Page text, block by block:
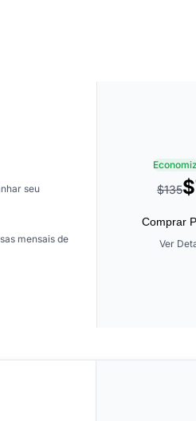
seu
mensais de
$135
Comprar
Ver